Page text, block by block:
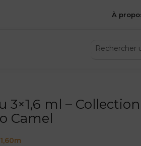
À
3×1,6 ml –
Camel